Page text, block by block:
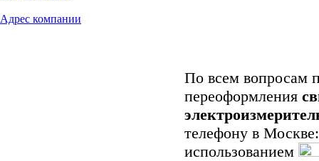
Адрес компании
По всем вопросам
переоформления
телефону в
использованием